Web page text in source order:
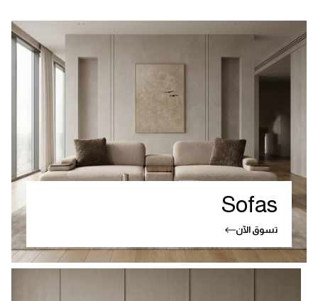
Sofas
تسوق الآن